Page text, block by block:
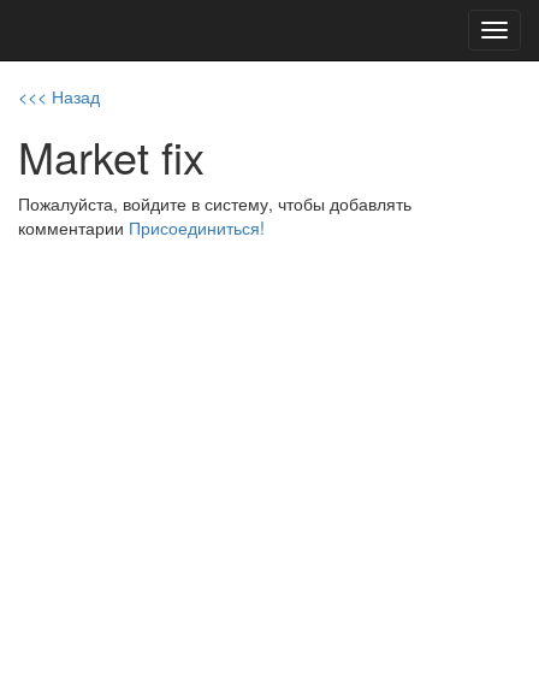
<<< Назад
Market fix
Пожалуйста, войдите в систему, чтобы добавлять
комментарии Присоединиться!